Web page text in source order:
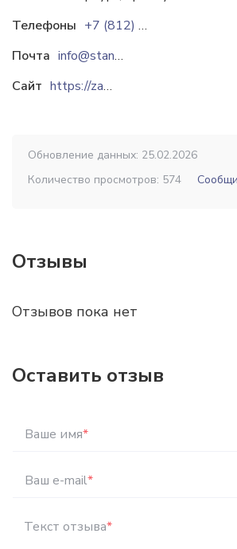
Телефоны
+7 (812) 458-03-33
Почта
info@standartcorp.ru
Сайт
https://zavodstandart.ru
Обновление данных: 25.02.2026
Количество просмотров: 574
Отзывы
Отзывов пока нет
Оставить отзыв
Ваше имя*
Ваш e-mail*
Текст отзыва*